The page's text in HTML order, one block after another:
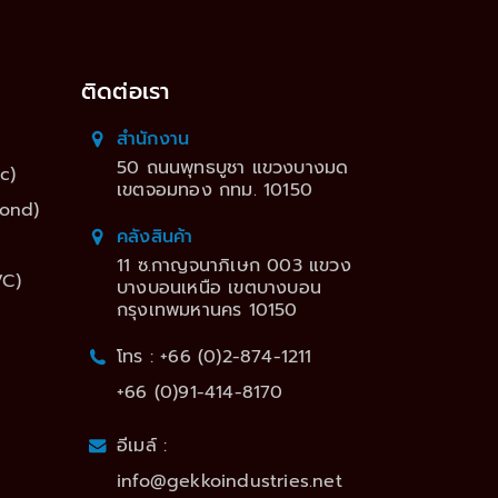
ติดต่อเรา
สำนักงาน
50 ถนนพุทธบูชา แขวงบางมด
เขตจอมทอง กทม. 10150
คลังสินค้า
11 ซ.กาญจนาภิเษก 003 แขวง
บางบอนเหนือ เขตบางบอน
กรุงเทพมหานคร 10150
โทร : +66 (0)2-874-1211
+66 (0)91-414-8170
อีเมล์ :
info@gekkoindustries.net